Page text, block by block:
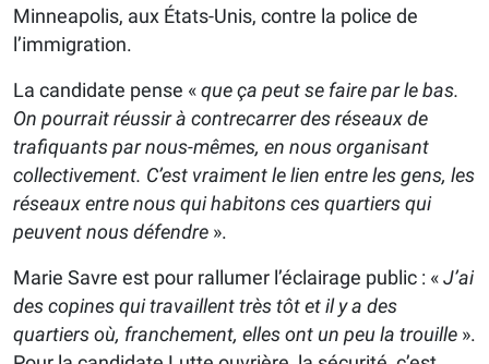
Minneapolis, aux États-Unis, contre la police de
l’immigration.
La candidate pense «que ça peut se faire par le bas.
On pourrait réussir à contrecarrer des réseaux de
trafiquants par nous-mêmes, en nous organisant
collectivement. C’est vraiment le lien entre les gens, les
réseaux entre nous qui habitons ces quartiers qui
peuvent nous défendre ».
Marie Savre est pour rallumer l’éclairage public : «J’ai
des copines qui travaillent très tôt et il y a des
quartiers où, franchement, elles ont un peu la trouille ».